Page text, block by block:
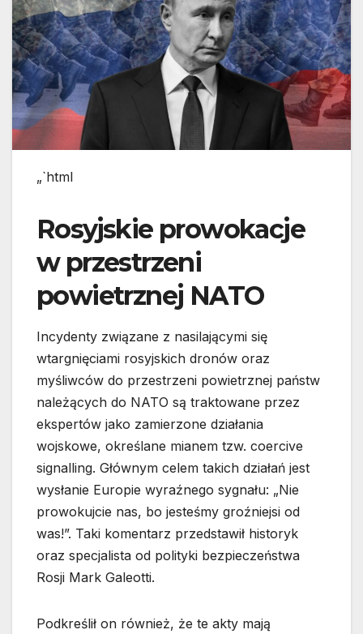
„`html
Rosyjskie prowokacje
w przestrzeni
powietrznej NATO
Incydenty związane z nasilającymi się
wtargnięciami rosyjskich dronów oraz
myśliwców do przestrzeni powietrznej państw
należących do NATO są traktowane przez
ekspertów jako zamierzone działania
wojskowe, określane mianem tzw. coercive
signalling. Głównym celem takich działań jest
wysłanie Europie wyraźnego sygnału: „Nie
prowokujcie nas, bo jesteśmy groźniejsi od
was!”. Taki komentarz przedstawił historyk
oraz specjalista od polityki bezpieczeństwa
Rosji Mark Galeotti.
Podkreślił on również, że te akty mają